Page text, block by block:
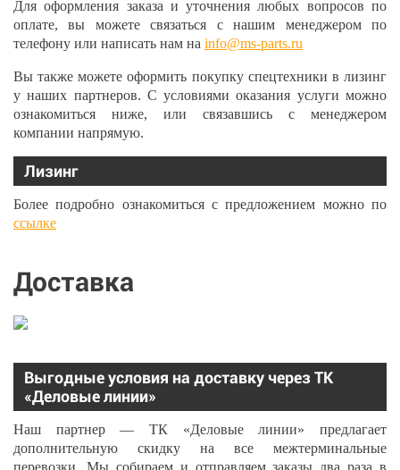
Для оформления заказа и уточнения любых вопросов по
оплате, вы можете связаться с нашим менеджером по
телефону или написать нам на info@ms-parts.ru
Вы также можете оформить покупку спецтехники в лизинг
у наших партнеров. С условиями оказания услуги можно
ознакомиться ниже, или связавшись с менеджером
компании напрямую.
Лизинг
Более подробно ознакомиться с предложением можно по
ссылке
Доставка
Выгодные условия на доставку через ТК
«Деловые линии»
Наш партнер — ТК «Деловые линии» предлагает
дополнительную скидку на все межтерминальные
перевозки. Мы собираем и отправляем заказы два раза в